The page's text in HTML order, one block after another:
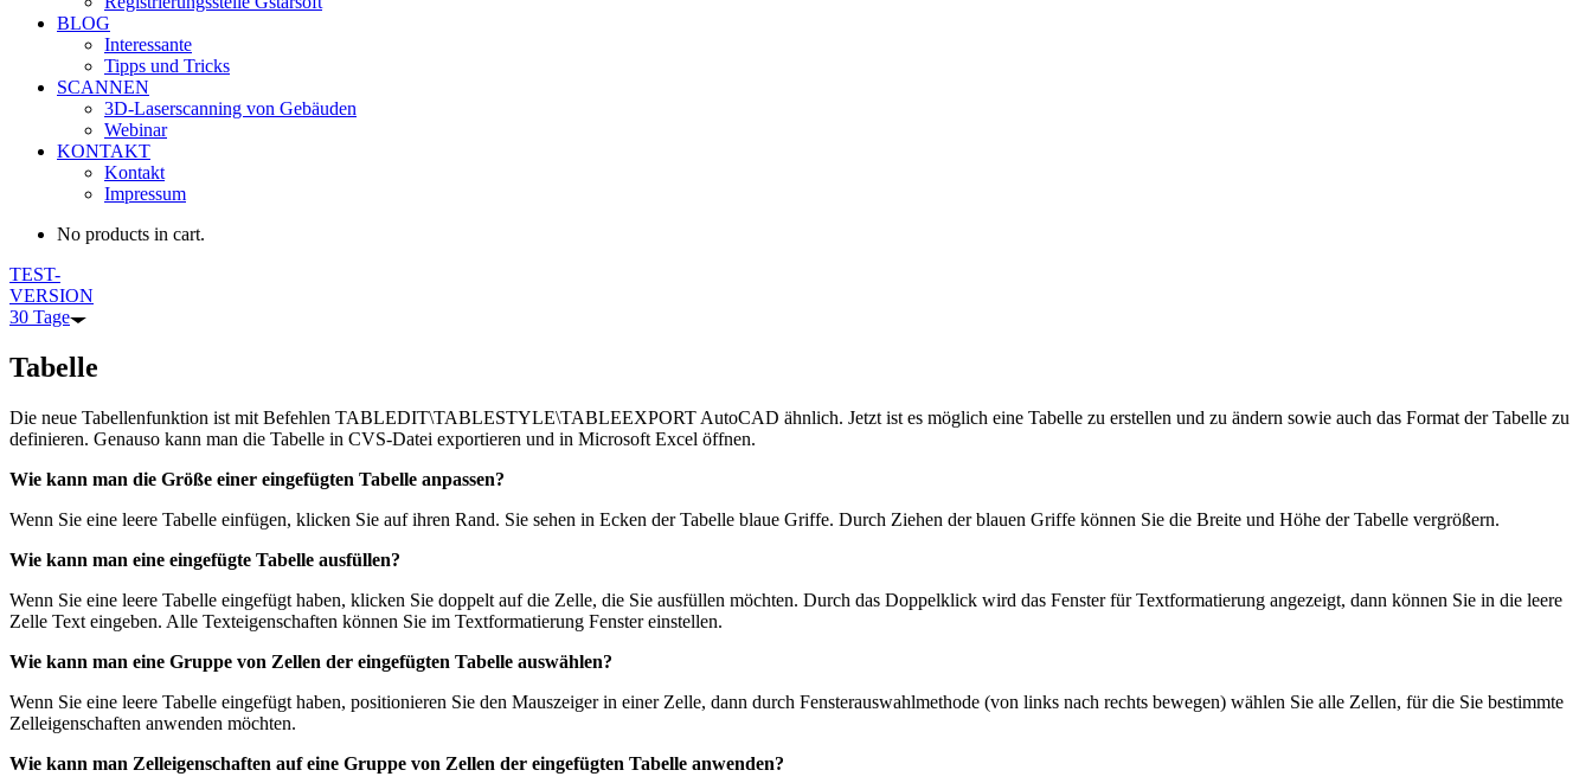
BLOG
Interessante
Tipps und Tricks
SCANNEN
3D-Laserscanning von Gebäuden
Webinar
KONTAKT
Kontakt
Impressum
No products in cart.
TEST-
VERSION
30 Tage
Tabelle
Die neue Tabellenfunktion ist mit Befehlen TABLEDIT\TABLESTYLE\TABLEEXPORT AutoCAD ähnlich. Jetzt ist es möglich eine Tabelle zu erstellen und zu ändern sowie auch das Format der Tabelle zu
definieren. Genauso kann man die Tabelle in CVS-Datei exportieren und in Microsoft Excel öffnen.
Wie kann man die Größe einer eingefügten Tabelle anpassen?
Wenn Sie eine leere Tabelle einfügen, klicken Sie auf ihren Rand. Sie sehen in Ecken der Tabelle blaue Griffe. Durch Ziehen der blauen Griffe können Sie die Breite und Höhe der Tabelle vergrößern.
Wie kann man eine eingefügte Tabelle ausfüllen?
Wenn Sie eine leere Tabelle eingefügt haben, klicken Sie doppelt auf die Zelle, die Sie ausfüllen möchten. Durch das Doppelklick wird das Fenster für Textformatierung angezeigt, dann können Sie in die leere
Zelle Text eingeben. Alle Texteigenschaften können Sie im Textformatierung Fenster einstellen.
Wie kann man eine Gruppe von Zellen der eingefügten Tabelle auswählen?
Wenn Sie eine leere Tabelle eingefügt haben, positionieren Sie den Mauszeiger in einer Zelle, dann durch Fensterauswahlmethode (von links nach rechts bewegen) wählen Sie alle Zellen, für die Sie bestimmte
Zelleigenschaften anwenden möchten.
Wie kann man Zelleigenschaften auf eine Gruppe von Zellen der eingefügten Tabelle anwenden?